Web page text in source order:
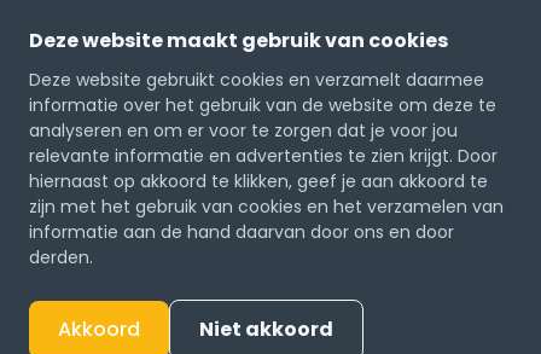
Deze website maakt gebruik van cookies
Deze website gebruikt cookies en verzamelt daarmee
informatie over het gebruik van de website om deze te
analyseren en om er voor te zorgen dat je voor jou
relevante informatie en advertenties te zien krijgt. Door
hiernaast op akkoord te klikken, geef je aan akkoord te
zijn met het gebruik van cookies en het verzamelen van
informatie aan de hand daarvan door ons en door
derden.
Akkoord Niet akkoord